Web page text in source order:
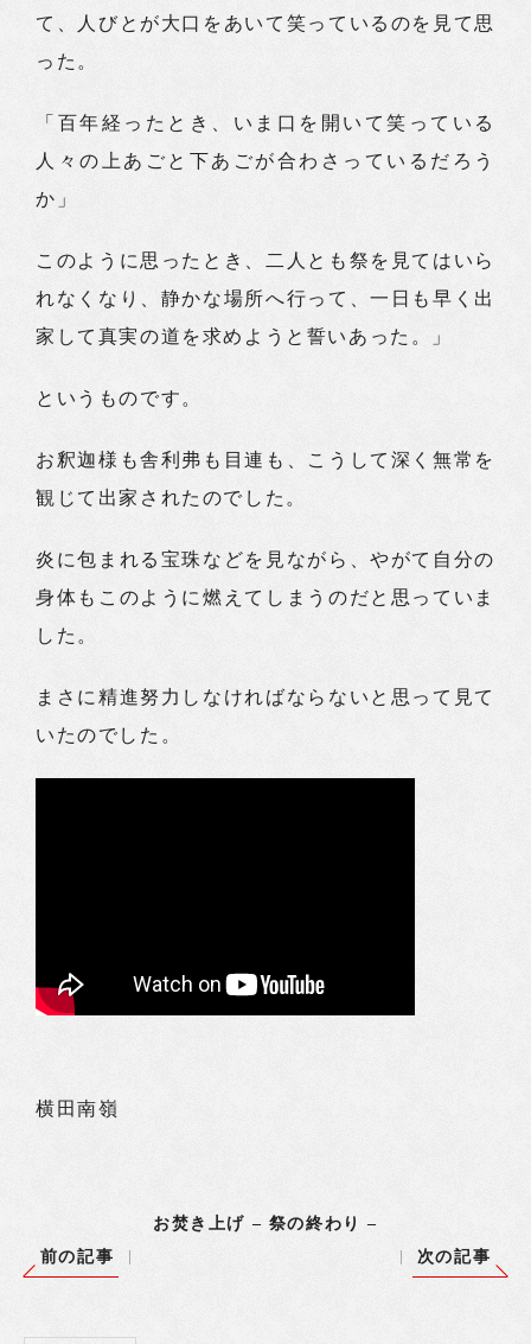
て、人びとが大口をあいて笑っているのを見て思
った。
「百年経ったとき、いま口を開いて笑っている
人々の上あごと下あごが合わさっているだろう
か」
このように思ったとき、二人とも祭を見てはいら
れなくなり、静かな場所へ行って、一日も早く出
家して真実の道を求めようと誓いあった。」
というものです。
お釈迦様も舎利弗も目連も、こうして深く無常を
観じて出家されたのでした。
炎に包まれる宝珠などを見ながら、やがて自分の
身体もこのように燃えてしまうのだと思っていま
した。
まさに精進努力しなければならないと思って見て
いたのでした。
横田南嶺
お焚き上げ – 祭の終わり –
前の記事
次の記事